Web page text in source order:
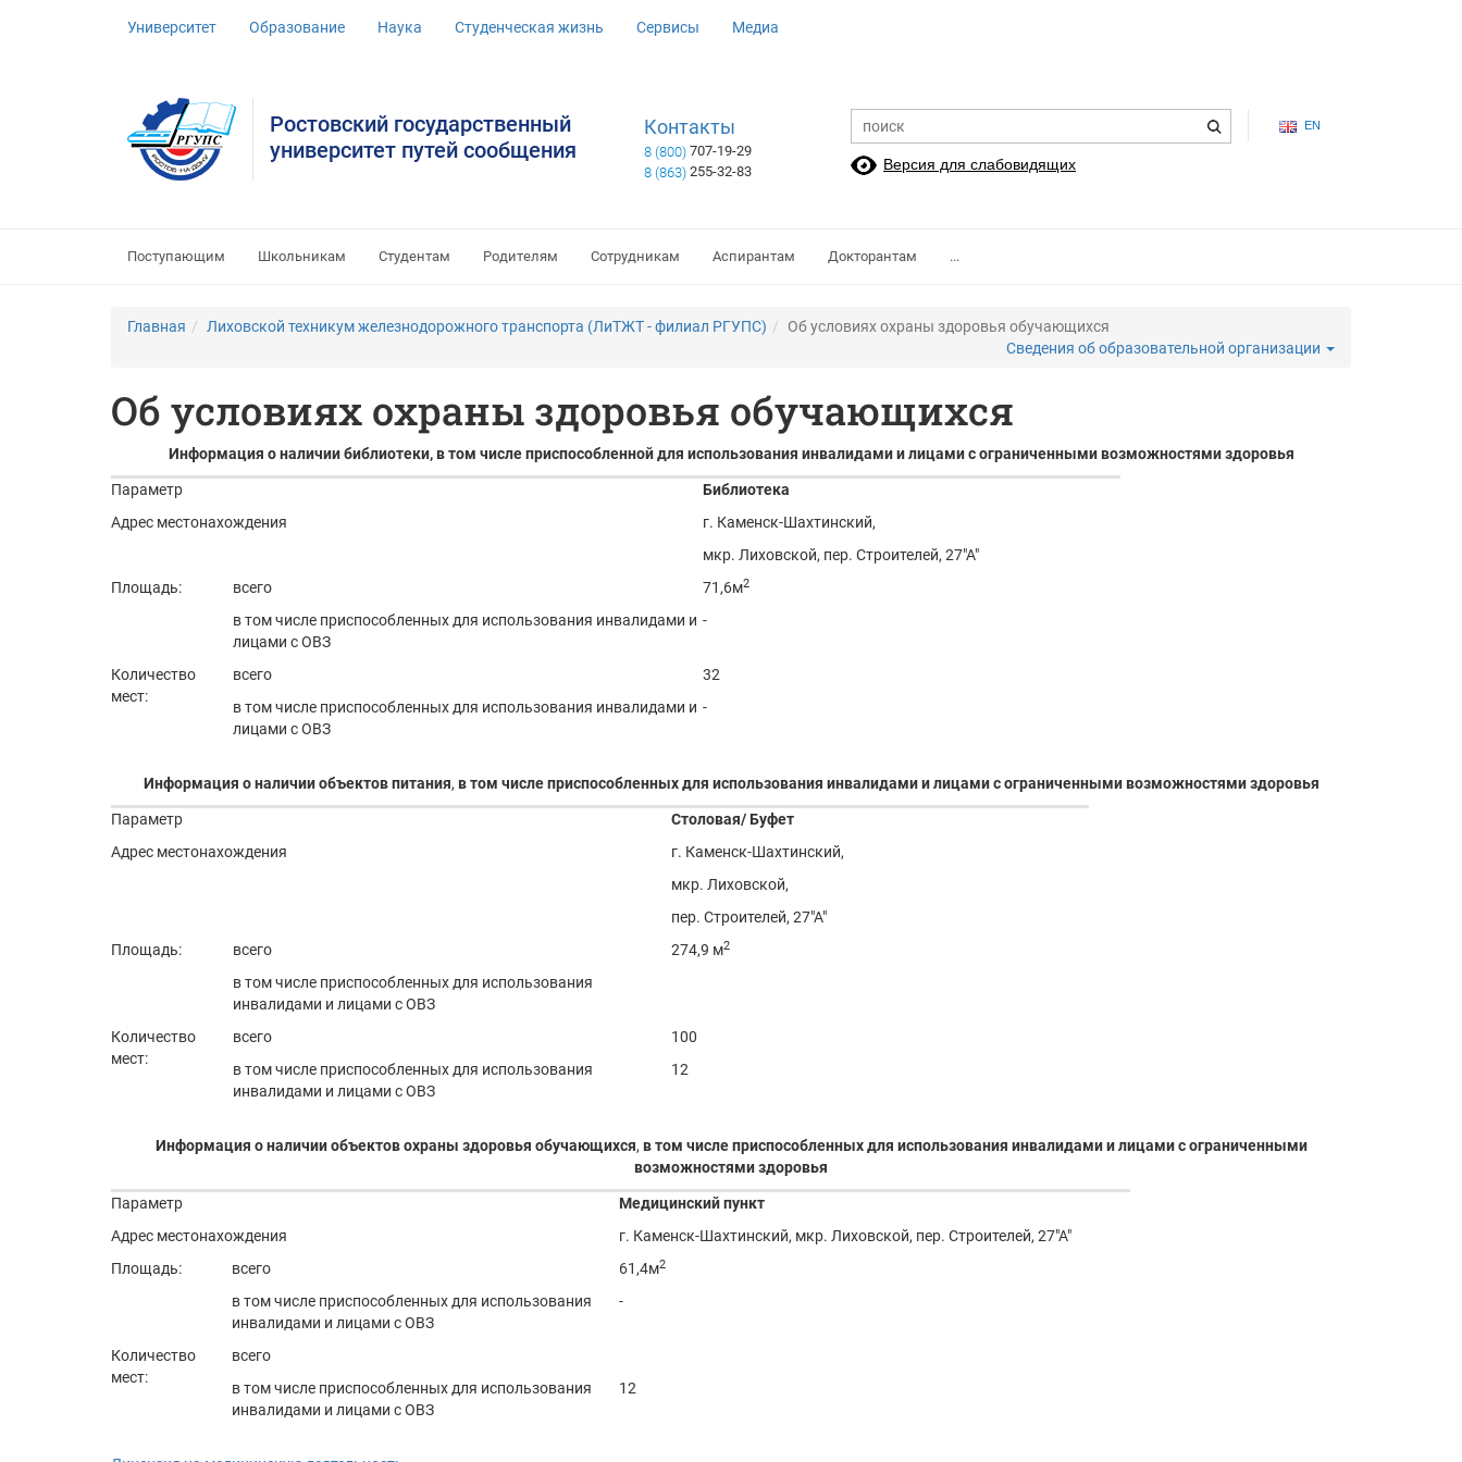
Университет Образование Наука Студенческая жизнь Сервисы Медиа
EN
Ростовский государственный
университет путей сообщения
Контакты
8 (800) 707-19-29
8 (863) 255-32-83 Версия для слабовидящих
Поступающим Школьникам Студентам Родителям Сотрудникам Аспирантам Докторантам ...
Главная Лиховской техникум железнодорожного транспорта (ЛиТЖТ - филиал РГУПС)
Об условиях охраны здоровья обучающихся
Сведения об образовательной организации
Об условиях охраны здоровья обучающихся
Информация о наличии библиотеки, в том числе приспособленной для использования инвалидами и лицами с ограниченными возможностями здоровья
Параметр
Библиотека
Адрес местонахождения
г. Каменск-Шахтинский,
мкр. Лиховской, пер. Строителей, 27"А"
Площадь:
всего 71,6м2
в том числе приспособленных для использования инвалидами и
лицами с ОВЗ
-
Количество
мест:
всего
32
в том числе приспособленных для использования инвалидами и
лицами с ОВЗ
-
Информация о наличии объектов питания, в том числе приспособленных для использования инвалидами и лицами с ограниченными возможностями здоровья
Параметр
Столовая/ Буфет
Адрес местонахождения
г. Каменск-Шахтинский,
мкр. Лиховской,
пер. Строителей, 27"А"
Площадь:
всего 274,9 м2
в том числе приспособленных для использования
инвалидами и лицами с ОВЗ
Количество
мест:
всего
100
в том числе приспособленных для использования
инвалидами и лицами с ОВЗ
12
Информация о наличии объектов охраны здоровья обучающихся, в том числе приспособленных для использования инвалидами и лицами с ограниченными
возможностями здоровья
Параметр
Медицинский пункт
Адрес местонахождения
г. Каменск-Шахтинский, мкр. Лиховской, пер. Строителей, 27"А"
Площадь:
всего 61,4м2
в том числе приспособленных для использования
инвалидами и лицами с ОВЗ
-
Количество
мест:
всего
в том числе приспособленных для использования
инвалидами и лицами с ОВЗ
12